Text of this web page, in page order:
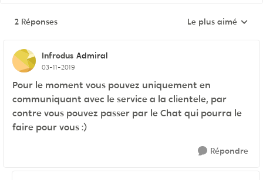
2 Réponses Réponses triées
Le plus aimé
Infrodus Admiral
03-11-2019
Pour le moment vous pouvez uniquement en
communiquant avec le service a la clientele, par
contre vous pouvez passer par le Chat qui pourra le
faire pour vous :)
Répondre